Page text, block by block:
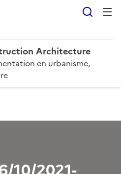
Architecture
en urbanisme,